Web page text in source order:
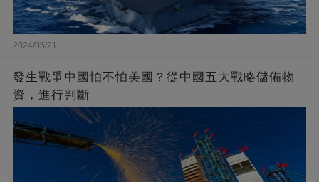
2024/05/21
發生戰爭中國怕不怕美國？從中國五大戰略儲備物
資，進行判斷